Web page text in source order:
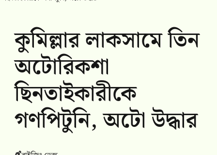
কুমিল্লার লাকসামে তিন
অটোরিকশা
ছিনতাইকারীকে
গণপিটুনি, অটো উদ্ধার